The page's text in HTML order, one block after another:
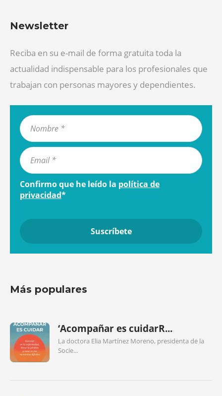
Newsletter
Reciba en su e-mail de forma gratuita toda la
actualidad indispensable para los profesionales que
trabajan con personas mayores y dependientes.
Confirmo que he leído la política de
privacidad*
Más populares
‘Acompañar es cuidarR...
La doctora Elia Martínez Moreno, presidenta de la
Socie...